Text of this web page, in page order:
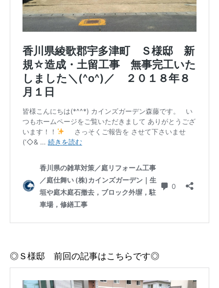
◎Ｓ様邸 前回の記事はこちらです◎